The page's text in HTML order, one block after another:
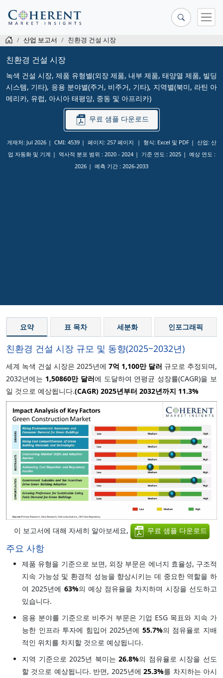
산업 보고서 친환경 건설 시장
친환경 건설 시장
녹색 건설 시장, 제품 유형별(외장 제품, 내부 제품, 태양열 제품, 빌딩
시스템, 기타), 응용 분야별(주거, 비주거, 기타), 지역별(북미, 라틴 아
메리카, 유럽, 아시아 태평양, 중동 및 아프리카)
무료 샘플 다운로드
게재처: Jul 2026 CMI: 4539 페이지: 257 페이지 형식: Excel 및 PDF
산업: 산
업 자동화 및 기계
역사적 분포 범위 : 2020 - 2024 기준 연도 : 2025
예상 연도 :
2026
예측 기간 : 2026-2033
요약 표 목차 세분화 인포그래픽
친환경 건설 시장 규모 및 동향(2025~2032년)
세계 녹색 건설 시장은 2025년에 7억 1,100만 달러 규모로 추정되며,
2032년에는 1,50860만 달러에 도달하여 연평균 성장률(CAGR)을 보
일 것으로 예상됩니다.(CAGR) 2025년부터 2032년까지 11.3%
이 보고서에 대해 자세히 알아보세요, 무료 샘플 다운로드
주요 사항
제품 유형을 기준으로 보면, 외장 부문은 에너지 효율성, 구조적
지속 가능성 및 환경적 성능을 향상시키는 데 중요한 역할을 하
여 2025년에 63%의 예상 점유율을 차지하며 시장을 선도하고
있습니다.
응용 분야를 기준으로 비주거 부문은 기업 ESG 목표와 지속 가
능한 인프라 투자에 힘입어 2025년에 55.7%의 점유율로 지배
적인 위치를 차지할 것으로 예상됩니다.
지역 기준으로 2025년 북미는26.8%의 점유율로 시장을 선도
할 것으로 예상됩니다. 반면, 2025년에25.3%를 차지하는 아시